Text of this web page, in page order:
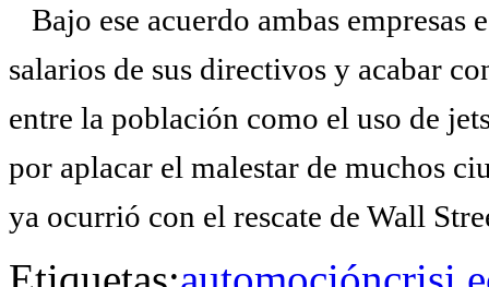
Bajo ese acuerdo ambas empresas
salarios de sus directivos y acabar
entre la población como el uso de
por aplacar el malestar de muchos
ya ocurrió con el rescate de Wall